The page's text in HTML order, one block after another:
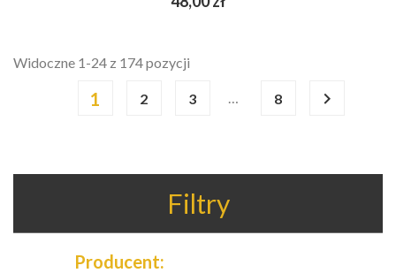
Widoczne 1-24 z 174 pozycji
1 2 3 … 8 
Filtry
Producent: